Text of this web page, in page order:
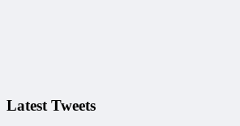
Latest Tweets